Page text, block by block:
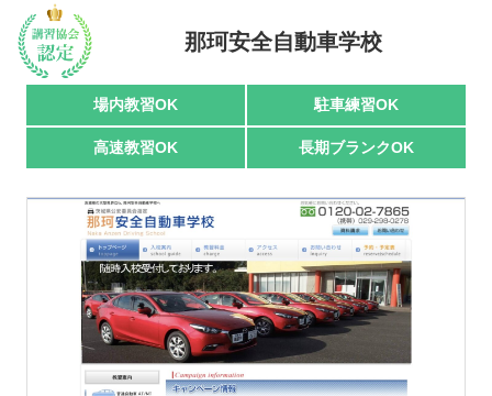
那珂安全自動車学校
場内教習OK 駐車練習OK
高速教習OK 長期ブランクOK